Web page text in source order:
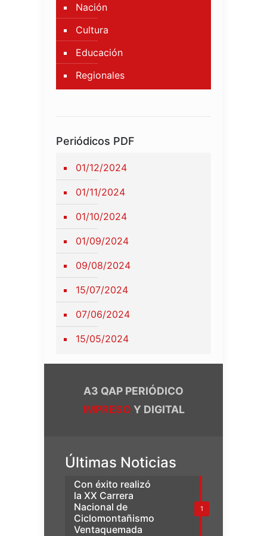
Nación
Cultura
Educación
Regionales
Periódicos PDF
01/12/2024
01/11/2024
01/10/2024
01/09/2024
09/08/2024
15/07/2024
07/06/2024
15/05/2024
A3 QAP PERIÓDICO
IMPRESO Y DIGITAL
Últimas Noticias
1
Con éxito realizó
la XX Carrera
Nacional de
Ciclomontañismo
Ventaquemada